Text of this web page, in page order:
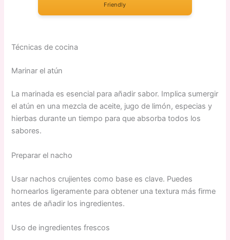
Friendly
Técnicas de cocina
Marinar el atún
La marinada es esencial para añadir sabor. Implica sumergir
el atún en una mezcla de aceite, jugo de limón, especias y
hierbas durante un tiempo para que absorba todos los
sabores.
Preparar el nacho
Usar nachos crujientes como base es clave. Puedes
hornearlos ligeramente para obtener una textura más firme
antes de añadir los ingredientes.
Uso de ingredientes frescos